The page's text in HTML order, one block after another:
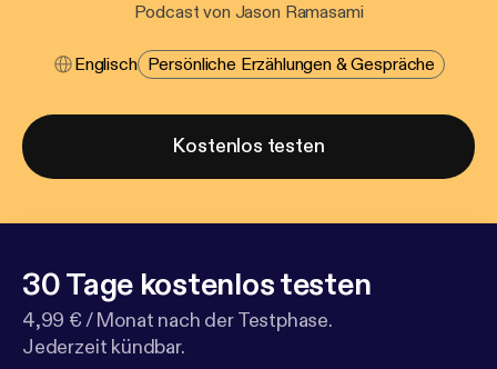
Podcast von Jason Ramasami
Englisch Persönliche Erzählungen & Gespräche
Kostenlos testen
30 Tage kostenlos testen
4,99 € / Monat nach der Testphase.
Jederzeit kündbar.